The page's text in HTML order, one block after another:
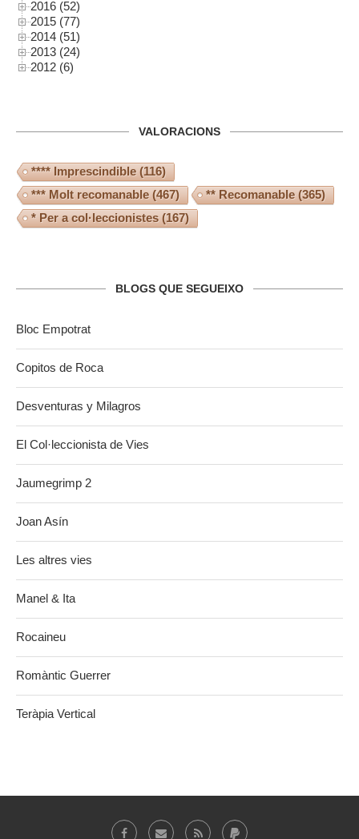
2016 (52)
2015 (77)
2014 (51)
2013 (24)
2012 (6)
VALORACIONS
**** Imprescindible(116)
*** Molt recomanable(467) ** Recomanable(365)
* Per a col·leccionistes (167)
BLOGS QUE SEGUEIXO
Bloc Empotrat
Copitos de Roca
Desventuras y Milagros
El Col·leccionista de Vies
Jaumegrimp 2
Joan Asín
Les altres vies
Manel & Ita
Rocaineu
Romàntic Guerrer
Teràpia Vertical